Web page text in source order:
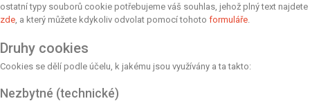
ostatní typy souborů cookie potřebujeme váš souhlas, jehož plný text najdete
zde , a který můžete kdykoliv odvolat pomocí tohoto formuláře
Druhy cookies
Cookies se dělí podle účelu, k jakému jsou využívány a ta takto:
Nezbytné (technické)